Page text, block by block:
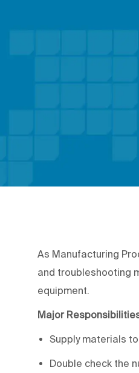
As Manufacturing
and troubleshooting
equipment.
Major
Supply materials
Double check the